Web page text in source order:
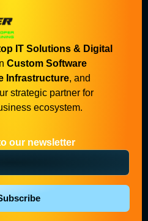
IT Solutions & Digital
Custom Software
Infrastructure, and
strategic partner for
ecosystem.
our newsletter